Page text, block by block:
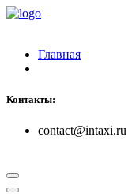
Главная
Контакты:
contact@intaxi.ru